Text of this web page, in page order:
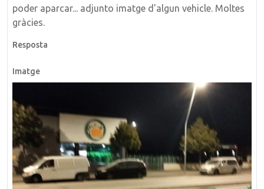
poder aparcar... adjunto imatge d'algun vehicle. Moltes
gràcies.